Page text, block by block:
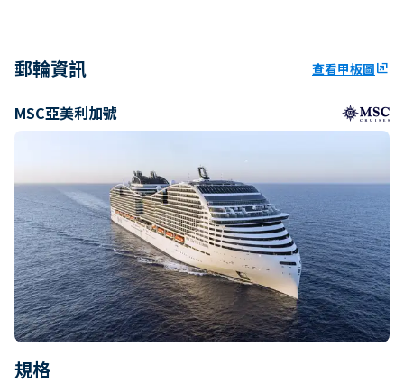
郵輪資訊 查看甲板圖ungroup
MSC亞美利加號
規格